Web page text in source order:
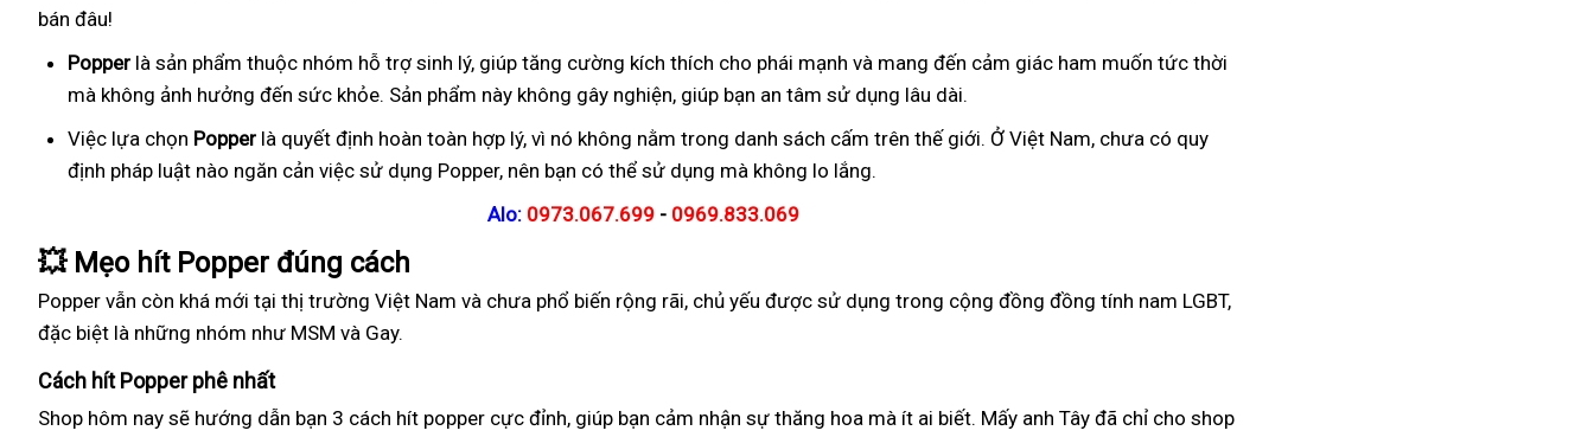
bán đâu!
Popper là sản phẩm thuộc nhóm hỗ trợ sinh lý, giúp tăng cường kích thích cho phái mạnh và mang đến cảm giác ham muốn tức thời
mà không ảnh hưởng đến sức khỏe. Sản phẩm này không gây nghiện, giúp bạn an tâm sử dụng lâu dài.
Việc lựa chọn Popper là quyết định hoàn toàn hợp lý, vì nó không nằm trong danh sách cấm trên thế giới. Ở Việt Nam, chưa có quy
định pháp luật nào ngăn cản việc sử dụng Popper, nên bạn có thể sử dụng mà không lo lắng.
Alo: 0973.067.699 - 0969.833.069
💥 Mẹo hít Popper đúng cách
Popper vẫn còn khá mới tại thị trường Việt Nam và chưa phổ biến rộng rãi, chủ yếu được sử dụng trong cộng đồng đồng tính nam LGBT,
đặc biệt là những nhóm như MSM và Gay.
Cách hít Popper phê nhất
Shop hôm nay sẽ hướng dẫn bạn 3 cách hít popper cực đỉnh, giúp bạn cảm nhận sự thăng hoa mà ít ai biết. Mấy anh Tây đã chỉ cho shop